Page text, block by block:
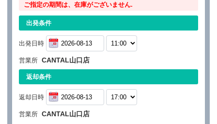
ご指定の期間は、在庫がございません.
出発条件
出発日時
営業所 CANTAL山口店
返却条件
返却日時
営業所 CANTAL山口店